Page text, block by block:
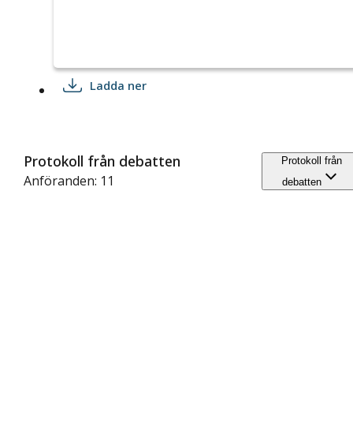
Ladda ner
Protokoll från debatten
Anföranden: 11
Protokoll från
debatten